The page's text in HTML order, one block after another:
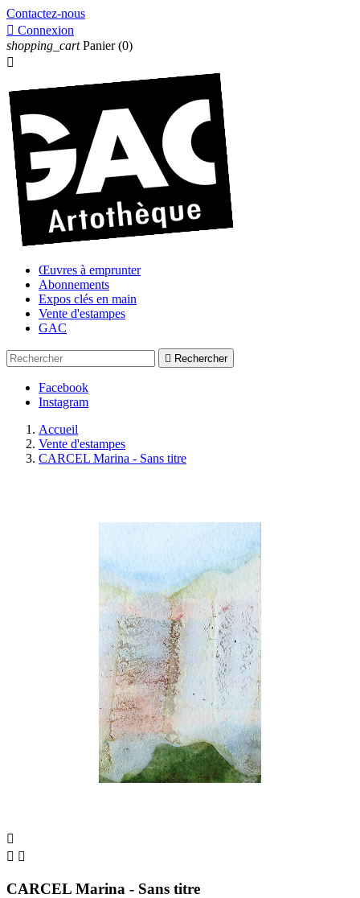
Contactez-nous
 Connexion
shopping_cart Panier (0)

Œuvres à emprunter
Abonnements
Expos clés en main
Vente d'estampes
GAC
 Rechercher
Facebook
Instagram
Accueil
Vente d'estampes
CARCEL Marina - Sans titre

 
CARCEL Marina - Sans titre